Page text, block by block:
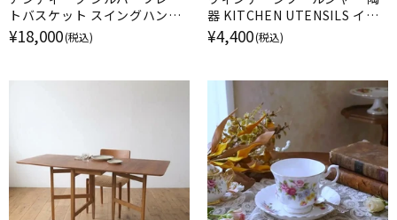
トバスケット スイングハンド
ル EPNS 銀メッキ イギリス
¥18,000(税込)
器 KITCHEN UTENSILS イギ
リス
¥4,400(税込)